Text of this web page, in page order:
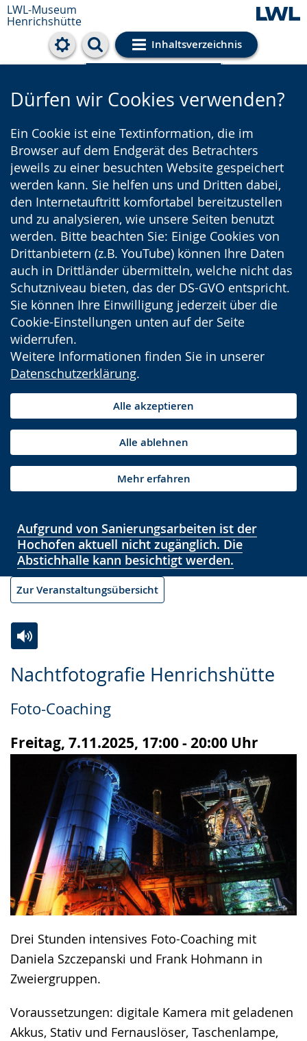
LWL-Museum
Henrichshütte
Inhaltsverzeichnis
Cookie-Einstellungen
Dürfen wir Cookies verwenden?
Ein Cookie ist eine Textinformation, die im
Browser auf dem Endgerät des Betrachters
jeweils zu einer besuchten Website gespeichert
werden kann. Sie helfen uns und Dritten dabei,
den Internetauftritt komfortabel bereitzustellen
und zu analysieren, wie unsere Seiten benutzt
werden. Bitte beachten Sie: Einige Cookies von
Drittanbietern (z.B. YouTube) können Ihre Daten
auch in Drittländer übermitteln, welche nicht das
Schutzniveau bieten, das der DS-GVO entspricht.
Sie können Ihre Einwilligung jederzeit über die
Cookie-Einstellungen unten auf der Seite
widerrufen.
Weitere Informationen finden Sie in unserer
Datenschutzerklärung.
Alle akzeptieren
Alle ablehnen
Mehr erfahren
Aufgrund von Sanierungsarbeiten ist der
Hochofen aktuell nicht zugänglich. Die
Abstichhalle kann besichtigt werden.
Zur Veranstaltungsübersicht
Nachtfotografie Henrichshütte
Foto-Coaching
Freitag, 7.11.2025, 17:00 - 20:00 Uhr
Drei Stunden intensives Foto-Coaching mit
Daniela Szczepanski und Frank Hohmann in
Zweiergruppen.
Voraussetzungen: digitale Kamera mit geladenen
Akkus, Stativ und Fernauslöser, Taschenlampe,
Leichten
wechseln.
Audio-
Video
Deutscher
Gebärdensprache
wird
angezeigt.